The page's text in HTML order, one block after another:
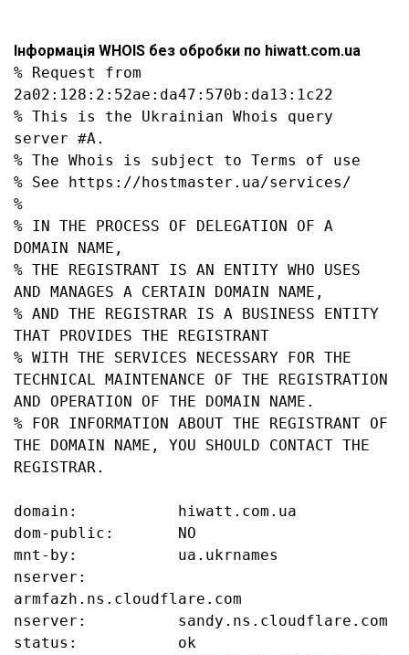
Інформація WHOIS без обробки по hiwatt.com.ua
% Request from
2a02:128:2:52ae:da47:570b:da13:1c22
% This is the Ukrainian Whois query
server #A.
% The Whois is subject to Terms of use
% See https://hostmaster.ua/services/
%
% IN THE PROCESS OF DELEGATION OF A
DOMAIN NAME,
% THE REGISTRANT IS AN ENTITY WHO USES
AND MANAGES A CERTAIN DOMAIN NAME,
% AND THE REGISTRAR IS A BUSINESS ENTITY
THAT PROVIDES THE REGISTRANT
% WITH THE SERVICES NECESSARY FOR THE
TECHNICAL MAINTENANCE OF THE REGISTRATION
AND OPERATION OF THE DOMAIN NAME.
% FOR INFORMATION ABOUT THE REGISTRANT OF
THE DOMAIN NAME, YOU SHOULD CONTACT THE
REGISTRAR.
domain:           hiwatt.com.ua
dom-public:       NO
mnt-by:           ua.ukrnames
nserver:
armfazh.ns.cloudflare.com
nserver:          sandy.ns.cloudflare.com
status:           ok